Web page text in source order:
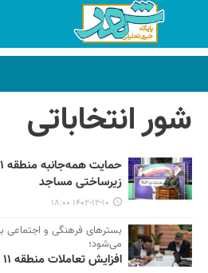
شور انتخاباتی
زیرساختی مساجد
۱۴۰۲-۱۲-۱۰ ۱۸:۰۰
بسترهای فرهنگی و اجتماعی
می‌شود؛
افزایش تعاملات منطقه ۱۱ با مساجد در آستانه انتخابات